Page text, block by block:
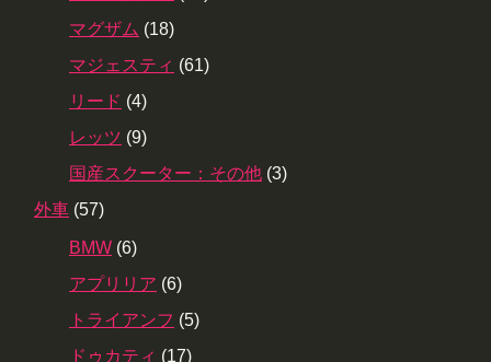
マグザム (18)
マジェスティ (61)
リード (4)
レッツ (9)
国産スクーター：その他 (3)
外車 (57)
BMW (6)
アプリリア (6)
トライアンフ (5)
ドゥカティ (17)